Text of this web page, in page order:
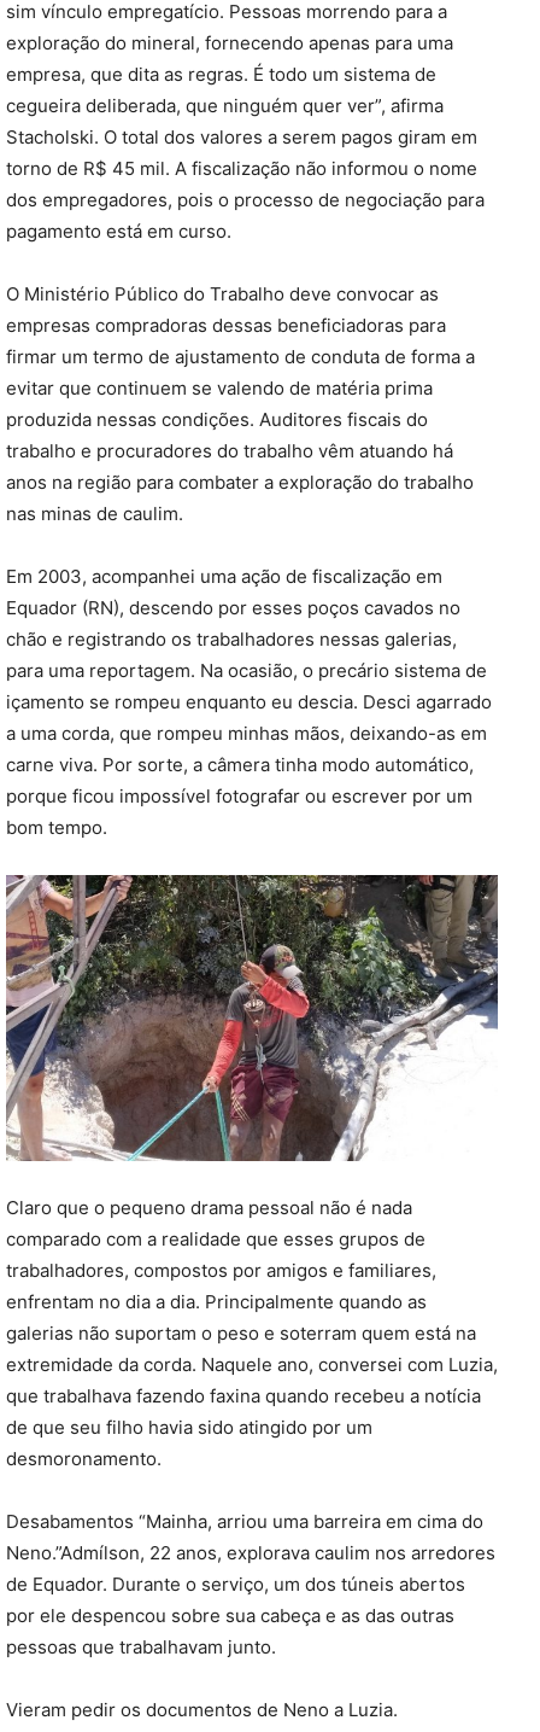
sim vínculo empregatício. Pessoas morrendo para a
exploração do mineral, fornecendo apenas para uma
empresa, que dita as regras. É todo um sistema de
cegueira deliberada, que ninguém quer ver”, afirma
Stacholski. O total dos valores a serem pagos giram em
torno de R$ 45 mil. A fiscalização não informou o nome
dos empregadores, pois o processo de negociação para
pagamento está em curso.
O Ministério Público do Trabalho deve convocar as
empresas compradoras dessas beneficiadoras para
firmar um termo de ajustamento de conduta de forma a
evitar que continuem se valendo de matéria prima
produzida nessas condições. Auditores fiscais do
trabalho e procuradores do trabalho vêm atuando há
anos na região para combater a exploração do trabalho
nas minas de caulim.
Em 2003, acompanhei uma ação de fiscalização em
Equador (RN), descendo por esses poços cavados no
chão e registrando os trabalhadores nessas galerias,
para uma reportagem. Na ocasião, o precário sistema de
içamento se rompeu enquanto eu descia. Desci agarrado
a uma corda, que rompeu minhas mãos, deixando-as em
carne viva. Por sorte, a câmera tinha modo automático,
porque ficou impossível fotografar ou escrever por um
bom tempo.
Claro que o pequeno drama pessoal não é nada
comparado com a realidade que esses grupos de
trabalhadores, compostos por amigos e familiares,
enfrentam no dia a dia. Principalmente quando as
galerias não suportam o peso e soterram quem está na
extremidade da corda. Naquele ano, conversei com Luzia,
que trabalhava fazendo faxina quando recebeu a notícia
de que seu filho havia sido atingido por um
desmoronamento.
Desabamentos “Mainha, arriou uma barreira em cima do
Neno.”Admílson, 22 anos, explorava caulim nos arredores
de Equador. Durante o serviço, um dos túneis abertos
por ele despencou sobre sua cabeça e as das outras
pessoas que trabalhavam junto.
Vieram pedir os documentos de Neno a Luzia.